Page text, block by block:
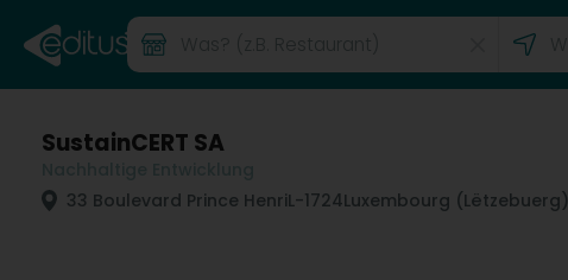
SustainCERT SA
33 Boulevard Prince HenriL-1724Luxembourg (Lëtzebuerg)